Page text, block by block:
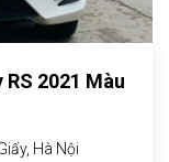
RS 2021 Màu
Hà Nội